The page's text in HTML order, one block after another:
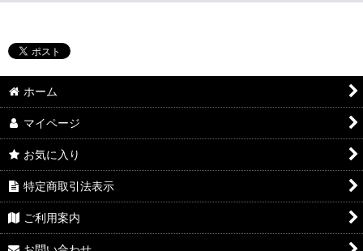
ホーム
マイページ
お気に入り
特定商取引法表示
ご利用案内